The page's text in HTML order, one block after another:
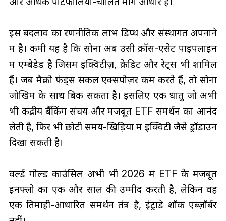
इस बदलाव का रणनीतिक लाभ डिप्थ और संस्थागत अपनाने
में है। कमी यह है कि सोना अब उसी क्रॉस-एसेट पाइपलाइन
में एम्बेडेड है जिसमें इक्विटीज़, क्रेडिट और रेट्स भी शामिल
हैं। जब मैक्रो फंड्स सकल एक्सपोज़र कम करते हैं, तो सोना
जोखिम के साथ बिक सकता है। इसलिए एक धातु जो अभी
भी केंद्रीय बैंकिंग संचय और मजबूत ETF समर्थन का आनंद
लेती है, फिर भी छोटी समय-खिड़ियों में इक्विटी जैसे ड्रॉडाउन
दिखा सकती है।
वर्ल्ड गोल्ड काउंसिल अभी भी 2026 में ETF के मजबूत
इनफ्लो का एक और साल की उम्मीद करती है, लेकिन वह
एक तिमाही-आधारित समर्थन तंत्र है, इंट्राडे शॉक एब्ज़ॉर्बर